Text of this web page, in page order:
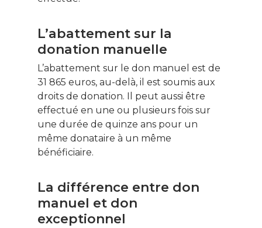
L’abattement sur la
donation manuelle
L’abattement sur le don manuel est de
31 865 euros, au-delà, il est soumis aux
droits de donation. Il peut aussi être
effectué en une ou plusieurs fois sur
une durée de quinze ans pour un
même donataire à un même
bénéficiaire.
La différence entre don
manuel et don
exceptionnel